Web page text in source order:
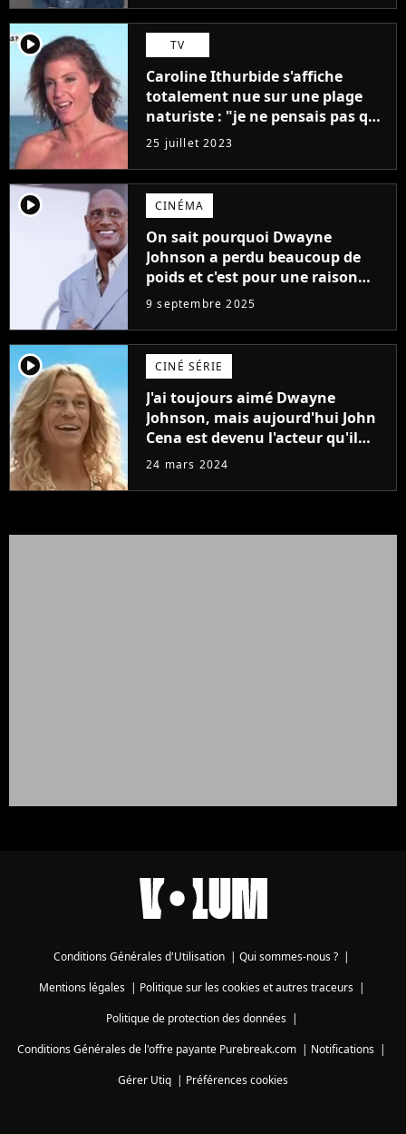
player2 TV
Caroline Ithurbide s'affiche
totalement nue sur une plage
naturiste : "je ne pensais pas que
j'arriverais à le faire..."
25 juillet 2023
player2 CINÉMA
On sait pourquoi Dwayne
Johnson a perdu beaucoup de
poids et c'est pour une raison
importante
9 septembre 2025
player2 CINÉ SÉRIE
J'ai toujours aimé Dwayne
Johnson, mais aujourd'hui John
Cena est devenu l'acteur qu'il
rêvait d'être (et Ricky Stanicky le
24 mars 2024
Conditions Générales d'Utilisation | Qui sommes-nous ? |
Mentions légales| Politique sur les cookies et autres traceurs|
Politique de protection des données|
Conditions Générales de l'offre payante Purebreak.com | Notifications |
Gérer Utiq | Préférences cookies